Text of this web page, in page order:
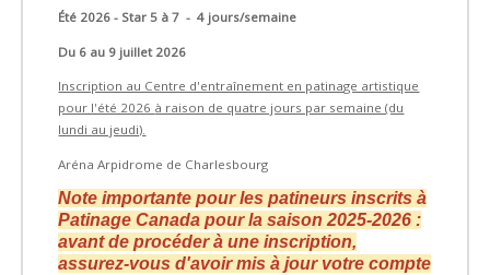
Été 2026 - Star 5 à 7 - 4 jours/semaine
Du 6 au 9 juillet 2026
Inscription au Centre d'entraînement en patinage artistique
pour l'été 2026 à raison de quatre jours par semaine (du
lundi au jeudi).
Aréna Arpidrome de Charlesbourg
Note importante pour les patineurs inscrits à
Patinage Canada pour la saison 2025-2026 :
avant de procéder à une inscription,
assurez-vous d'avoir mis à jour votre compte